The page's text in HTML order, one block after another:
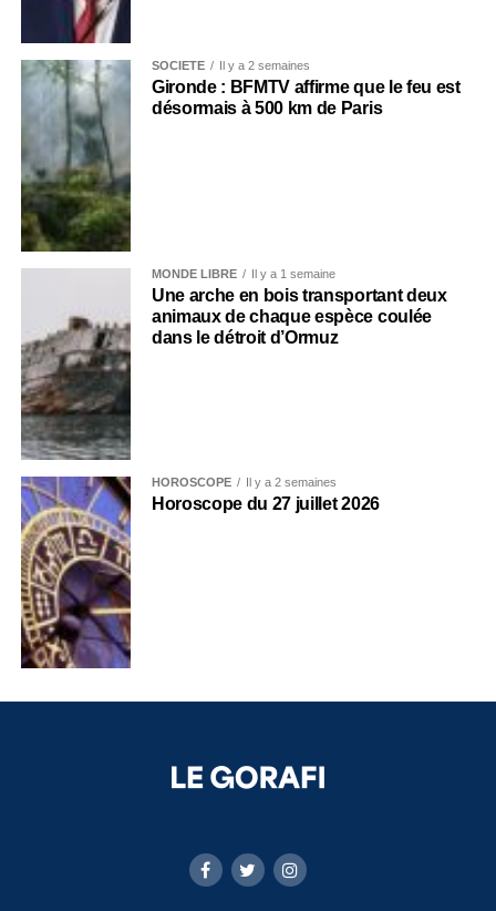
SOCIÉTÉ Il y a 2 semaines
Gironde : BFMTV affirme que le feu est
désormais à 500 km de Paris
MONDE LIBRE Il y a 1 semaine
Une arche en bois transportant deux
animaux de chaque espèce coulée
dans le détroit d’Ormuz
HOROSCOPE Il y a 2 semaines
Horoscope du 27 juillet 2026